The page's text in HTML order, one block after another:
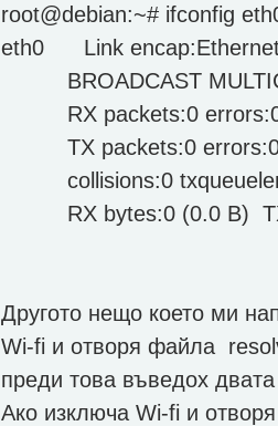
root@debian:~# ifconfig
eth0 Link
BROADCAST
RX packets:0 errors:0
TX packets:0 errors:0
collisions:0
RX bytes:0 (0.0 B) TX
Другото нещо което ми
Wi-fi и отворя файла
преди това въведох
Ако изключа Wi-fi и